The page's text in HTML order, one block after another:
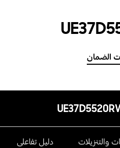
الضمان
والتنزيلات دليل تفاعلى